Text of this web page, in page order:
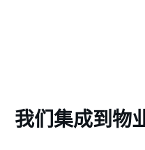
我们集成到物